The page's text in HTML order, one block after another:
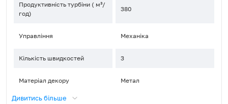
Продуктивність турбіни ( м³/
год)
380
Управління Механіка
Кількість швидкостей 3
Матеріал декору Метал
Дивитись більше